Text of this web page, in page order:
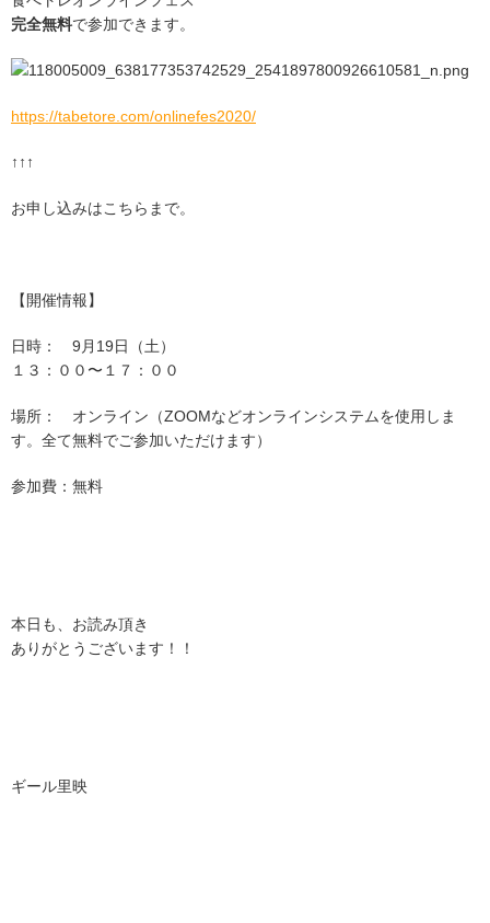
完全無料で参加できます。
https://tabetore.com/onlinefes2020/
↑↑↑
お申し込みはこちらまで。
【開催情報】
日時： 9月19日（土）
１３：００〜１７：００
場所： オンライン（ZOOMなどオンラインシステムを使用しま
す。全て無料でご参加いただけます）
参加費：無料
本日も、お読み頂き
ありがとうございます！！
ギール里映